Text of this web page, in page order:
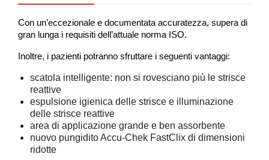
Con un’eccezionale e documentata accuratezza, supera di
gran lunga i requisiti dell’attuale norma ISO.
Inoltre, i pazienti potranno sfruttare i seguenti vantaggi:
scatola intelligente: non si rovesciano più le strisce
reattive
espulsione igienica delle strisce e illuminazione
delle strisce reattive
area di applicazione grande e ben assorbente
nuovo pungidito Accu-Chek FastClix di dimensioni
ridotte